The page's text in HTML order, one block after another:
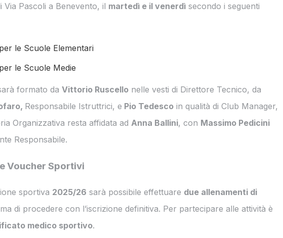
Via Pascoli a Benevento, il martedì e il venerdì secondo i seguenti
per le Scuole Elementari
per le Scuole Medie
formato da Vittorio Ruscello nelle vesti di Direttore Tecnico, da
Responsabile Istruttrici, e Pio Tedesco in qualità di Club Manager,
Organizzativa resta affidata ad Anna Ballini, con Massimo Pedicini
Responsabile.
Voucher Sportivi
sportiva 2025/26 sarà possibile effettuare due allenamenti di
di procedere con l’iscrizione definitiva. Per partecipare alle attività è
medico sportivo.